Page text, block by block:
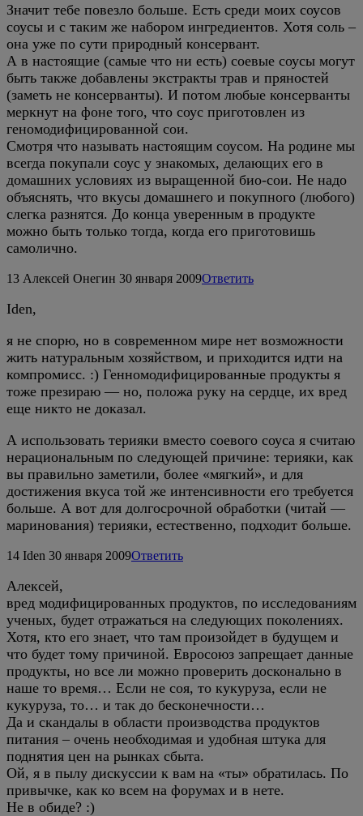
Значит тебе повезло больше. Есть среди моих соусов
соусы и с таким же набором ингредиентов. Хотя соль –
она уже по сути природный консервант.
А в настоящие (самые что ни есть) соевые соусы могут
быть также добавлены экстракты трав и пряностей
(заметь не консерванты). И потом любые консерванты
меркнут на фоне того, что соус приготовлен из
геномодифицированной сои.
Смотря что называть настоящим соусом. На родине мы
всегда покупали соус у знакомых, делающих его в
домашних условиях из выращенной био-сои. Не надо
объяснять, что вкусы домашнего и покупного (любого)
слегка разнятся. До конца уверенным в продукте
можно быть только тогда, когда его приготовишь
самолично.
13 Алексей Онегин 30 января 2009Ответить
Iden,
я не спорю, но в современном мире нет возможности
жить натуральным хозяйством, и приходится идти на
компромисс. :) Генномодифицированные продукты я
тоже презираю — но, положа руку на сердце, их вред
еще никто не доказал.
А использовать терияки вместо соевого соуса я считаю
нерациональным по следующей причине: терияки, как
вы правильно заметили, более «мягкий», и для
достижения вкуса той же интенсивности его требуется
больше. А вот для долгосрочной обработки (читай —
маринования) терияки, естественно, подходит больше.
14 Iden 30 января 2009Ответить
Алексей,
вред модифицированных продуктов, по исследованиям
ученых, будет отражаться на следующих поколениях.
Хотя, кто его знает, что там произойдет в будущем и
что будет тому причиной. Евросоюз запрещает данные
продукты, но все ли можно проверить досконально в
наше то время… Если не соя, то кукуруза, если не
кукуруза, то… и так до бесконечности…
Да и скандалы в области производства продуктов
питания – очень необходимая и удобная штука для
поднятия цен на рынках сбыта.
Ой, я в пылу дискуссии к вам на «ты» обратилась. По
привычке, как ко всем на форумах и в нете.
Не в обиде? :)